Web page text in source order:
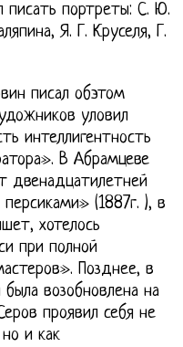
писать портреты: С. Ю.
Я. Г. Круселя, Г.
писал обэтом
уловил
интеллигентность
В Абрамцеве
двенадцатилетней
(1887г. ), в
хотелось
при полной
Позднее, в
возобновлена на
проявил себя не
и как